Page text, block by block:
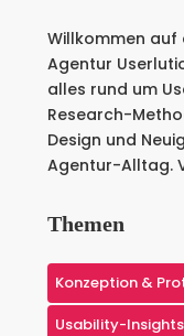
Willkommen auf
Agentur
alles rund um
Research-
Design und
Agentur-Alltag.
Themen
Konzeption &
Usability-Insights